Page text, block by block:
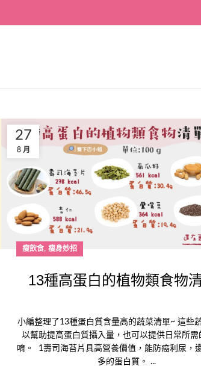
27
8 月
瘦飲食,瘦身妙招
13種高蛋白的植物類食物
小編整理了13種蛋白質含量高的蔬菜清單~ 這些
以幫助提高蛋白質攝入量，也可以提供日常所需
唷。 1壽司海苔片具高營養價值，能防癌利尿，
多的蛋白質。 ...